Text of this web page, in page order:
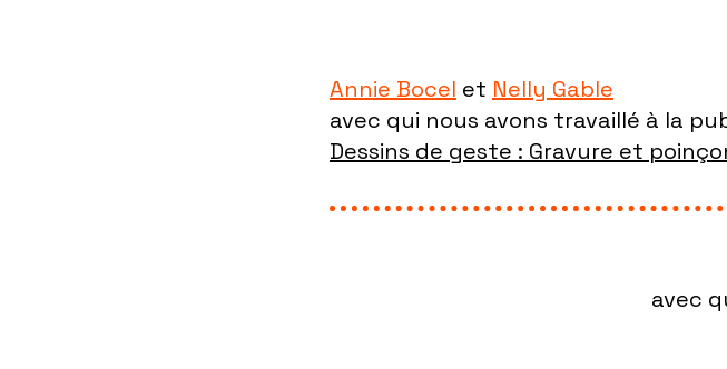
Annie Bocel et Nelly Gable
avec qui nous avons travaillé à la
Dessins de geste : Gravure et
avec